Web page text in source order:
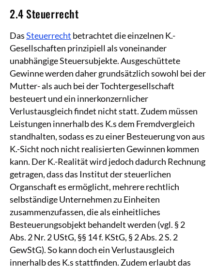
2.4 Steuerrecht
DasSteuerrecht betrachtet die einzelnen K.-
Gesellschaften prinzipiell als voneinander
unabhängige Steuersubjekte. Ausgeschüttete
Gewinne werden daher grundsätzlich sowohl bei der
Mutter- als auch bei der Tochtergesellschaft
besteuert und ein innerkonzernlicher
Verlustausgleich findet nicht statt. Zudem müssen
Leistungen innerhalb des K.s dem Fremdvergleich
standhalten, sodass es zu einer Besteuerung von aus
K.-Sicht noch nicht realisierten Gewinnen kommen
kann. Der K.-Realität wird jedoch dadurch Rechnung
getragen, dass das Institut der steuerlichen
Organschaft es ermöglicht, mehrere rechtlich
selbständige Unternehmen zu Einheiten
zusammenzufassen, die als einheitliches
Besteuerungsobjekt behandelt werden (vgl. § 2
Abs. 2 Nr. 2 UStG, §§ 14 f. KStG, § 2 Abs. 2 S. 2
GewStG). So kann doch ein Verlustausgleich
innerhalb des K.s stattfinden. Zudem erlaubt das